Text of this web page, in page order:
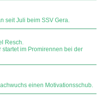
seit Juli beim SSV Gera.
Resch.
im Promirennen bei der
einen Motivationsschub.